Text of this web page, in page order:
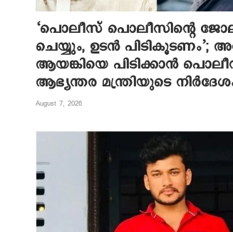
‘പൊലീസ് പൊലീസിന്റെ
ചെയ്യും, ഉടന്‍ പിടികൂടണം’;
ആയങ്കിയെ പിടിക്കാന്‍
ആഭ്യന്തര മന്ത്രിയുടെ
August 7, 2026